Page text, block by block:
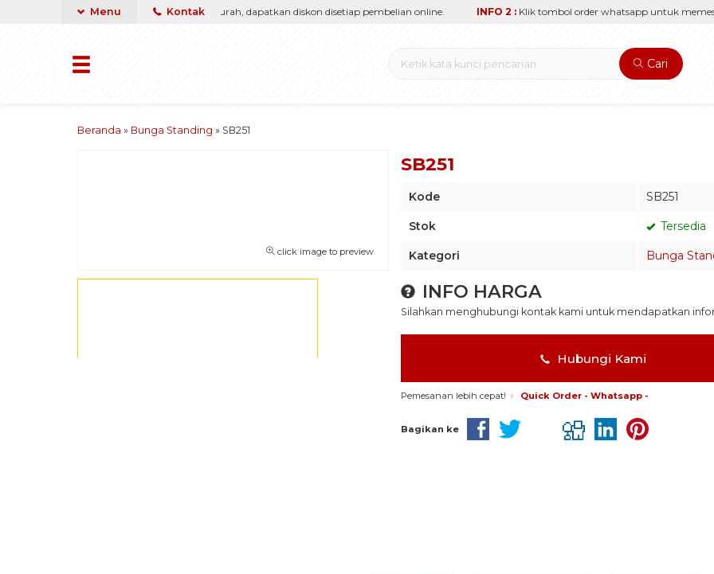
kami pasti berikan yang terbaik & termurah, dapatkan diskon disetiap pembelian online. INFO 2 : Klik tombol order whatsapp untuk
Menu Kontak
Cari
Beranda » Bunga Standing » SB251
click image to preview
SB251
Kode SB251
Stok Tersedia
Kategori Bunga
INFO HARGA
Silahkan menghubungi kontak kami untuk mendapatkan
Hubungi Kami
Pemesanan lebih cepat! Quick Order - Whatsapp -
Bagikan ke